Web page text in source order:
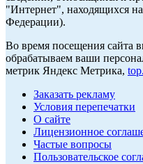
"Интернет", находящихся
Федерации).
Во время посещения сайта
обрабатываем ваши
метрик Яндекс Метрика,
Заказать рекламу
Условия перепечатки
О сайте
Лицензионное
Частые вопросы
Пользовательское